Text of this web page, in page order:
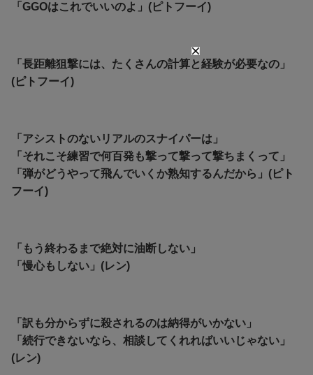
「 GGOはこれでいいのよ」(ピトフーイ)
「長距離狙撃には、たくさんの計算と経験が必要なの」
(ピトフーイ)
「アシストのないリアルのスナイパーは」
「それこそ練習で何百発も撃って撃って撃ちまくって」
「弾がどうやって飛んでいくか熟知するんだから」(ピト
フーイ)
「もう終わるまで絶対に油断しない」
「慢心もしない」(レン)
「訳も分からずに殺されるのは納得がいかない」
「続行できないなら、相談してくれればいいじゃない」
(レン)